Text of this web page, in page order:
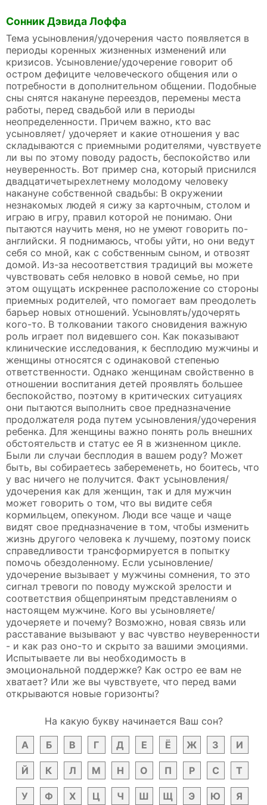
Сонник Дэвида Лоффа
Тема усыновления/удочерения часто появляется в
периоды коренных жизненных изменений или
кризисов. Усыновление/удочерение говорит об
остром дефиците человеческого общения или о
потребности в дополнительном общении. Подобные
сны снятся накануне переездов, перемены места
работы, перед свадьбой или в периоды
неопределенности. Причем важно, кто вас
усыновляет/ удочеряет и какие отношения у вас
складываются с приемными родителями, чувствуете
ли вы по этому поводу радость, беспокойство или
неуверенность. Вот пример сна, который приснился
двадцатичетырехлетнему молодому человеку
накануне собственной свадьбы: В окружении
незнакомых людей я сижу за карточным, столом и
играю в игру, правил которой не понимаю. Они
пытаются научить меня, но не умеют говорить по-
английски. Я поднимаюсь, чтобы уйти, но они ведут
себя со мной, как с собственным сыном, и отвозят
домой. Из-за несоответствия традиций вы можете
чувствовать себя неловко в новой семье, но при
этом ощущать искреннее расположение со стороны
приемных родителей, что помогает вам преодолеть
барьер новых отношений. Усыновлять/удочерять
кого-то. В толковании такого сновидения важную
роль играет пол видевшего сон. Как показывают
клинические исследования, к бесплодию мужчины и
женщины относятся с одинаковой степенью
ответственности. Однако женщинам свойственно в
отношении воспитания детей проявлять большее
беспокойство, поэтому в критических ситуациях
они пытаются выполнить свое предназначение
продолжателя рода путем усыновления/удочерения
ребенка. Для женщины важно понять роль внешних
обстоятельств и статус ее Я в жизненном цикле.
Были ли случаи бесплодия в вашем роду? Может
быть, вы собираетесь забеременеть, но боитесь, что
у вас ничего не получится. Факт усыновления/
удочерения как для женщин, так и для мужчин
может говорить о том, что вы видите себя
кормильцем, опекуном. Люди все чаще и чаще
видят свое предназначение в том, чтобы изменить
жизнь другого человека к лучшему, поэтому поиск
справедливости трансформируется в попытку
помочь обездоленному. Если усыновление/
удочерение вызывает у мужчины сомнения, то это
сигнал тревоги по поводу мужской зрелости и
соответствия общепринятым представлениям о
настоящем мужчине. Кого вы усыновляете/
удочеряете и почему? Возможно, новая связь или
расставание вызывают у вас чувство неуверенности
- и как раз оно-то и скрыто за вашими эмоциями.
Испытываете ли вы необходимость в
эмоциональной поддержке? Как остро ее вам не
хватает? Или же вы чувствуете, что перед вами
открываются новые горизонты?
На какую букву начинается Ваш сон?
А
Б В Г Д Е Ё Ж З И
Й К Л М Н О П Р С Т
У Ф Х Ц Ч Ш Щ Э Ю Я